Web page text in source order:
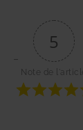
5
Note de l'article